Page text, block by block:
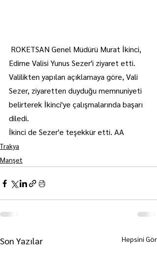
ROKETSAN Genel Müdürü Murat İkinci,
Edirne Valisi Yunus Sezer'i ziyaret etti.
Valilikten yapılan açıklamaya göre, Vali
Sezer, ziyaretten duyduğu memnuniyeti
belirterek İkinci'ye çalışmalarında başarı
diledi.
İkinci de Sezer'e teşekkür etti. AA
Trakya
Manşet
Son Yazılar Hepsini Gör